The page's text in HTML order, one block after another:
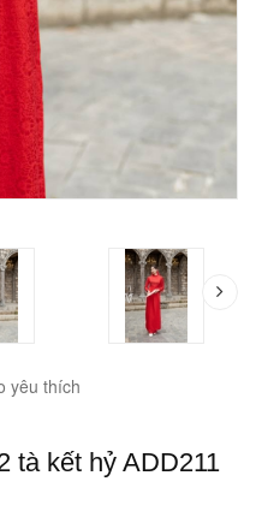
prev
yêu thích
tà kết hỷ ADD211